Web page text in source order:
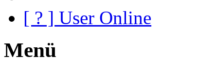
[ ? ] User Online
Menü